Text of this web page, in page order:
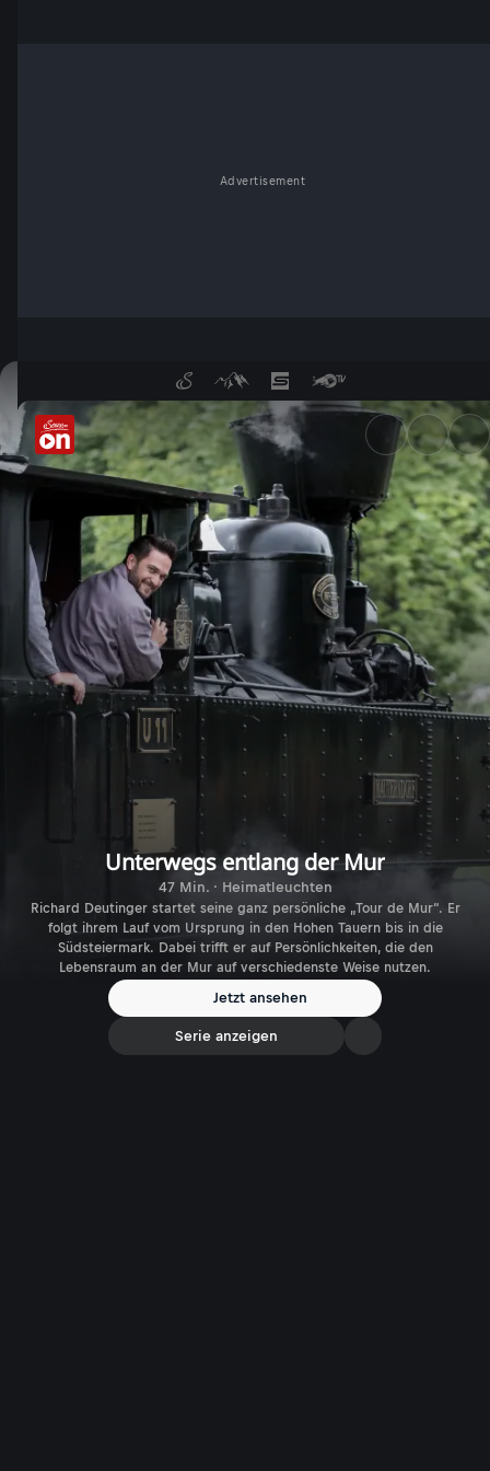
Advertisement
Wasser, Hopfen und Boliden
Unterwegs entlang der Mur
47 Min. · Heimatleuchten
Richard Deutinger startet seine ganz persönliche „Tour de Mur“. Er
folgt ihrem Lauf vom Ursprung in den Hohen Tauern bis in die
Südsteiermark. Dabei trifft er auf Persönlichkeiten, die den
Lebensraum an der Mur auf verschiedenste Weise nutzen.
Jetzt ansehen
Serie anzeigen